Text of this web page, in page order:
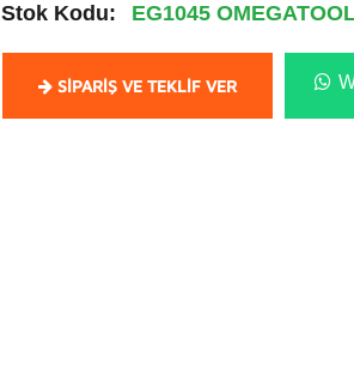
Stok Kodu: EG1045
SIPARIŞ VE TEKLIF VER